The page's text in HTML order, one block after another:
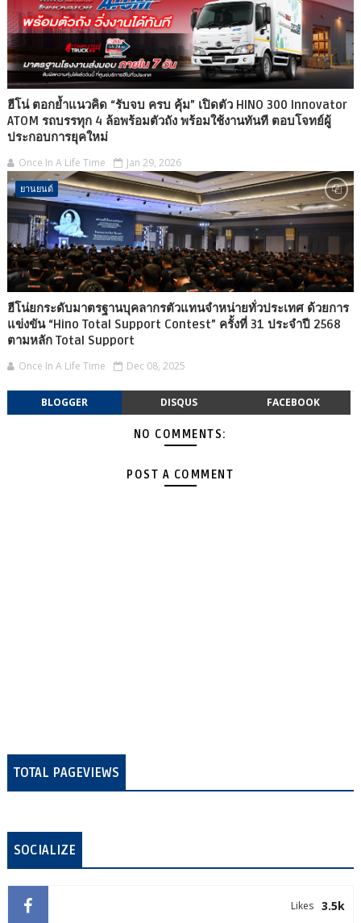
ฮีโน่ ตอกย้ำแนวคิด “รับจบ ครบ คุ้ม” เปิดตัว HINO 300 Innovator
ATOM รถบรรทุก 4 ล้อพร้อมตัวถัง พร้อมใช้งานทันที ตอบโจทย์ผู้
ประกอบการยุคใหม่
Once In A Life Time Jan 29, 2026
ยานยนต์
ฮีโน่ยกระดับมาตรฐานบุคลากรตัวแทนจำหน่ายทั่วประเทศ ด้วยการ
แข่งขัน “Hino Total Support Contest” ครั้งที่ 31 ประจำปี 2568
ตามหลัก Total Support
Once In A Life Time Dec 08, 2025
BLOGGER DISQUS FACEBOOK
NO COMMENTS:
POST A COMMENT
TOTAL PAGEVIEWS
SOCIALIZE
3.5k
Likes